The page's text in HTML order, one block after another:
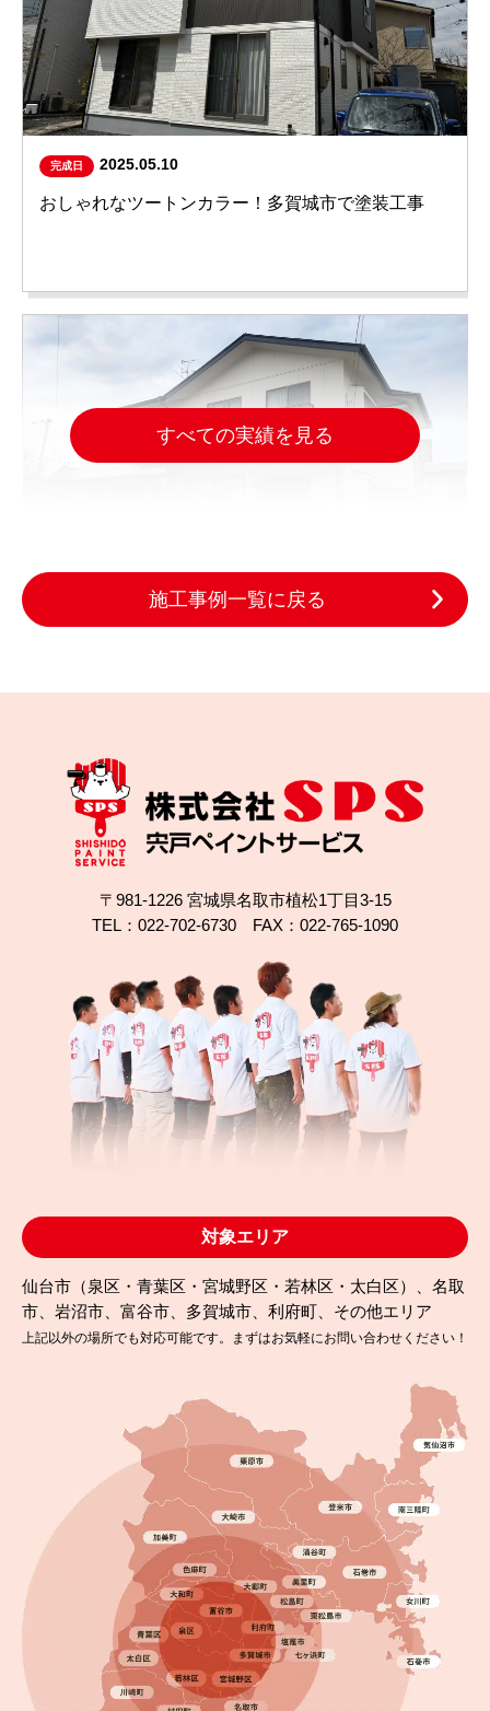
完成日 2025.05.10
おしゃれなツートンカラー！多賀城市で塗装工事
2024.11.23
富谷市で屋根のひび割れ補修＋外壁塗装！無機塗料
で長持ち
完成日 2024.08.13
初めての塗装…LINEで簡単問合せできて安心でし
た！福島県相馬市
すべての実績を見る
施工事例一覧に戻る
〒981-1226 宮城県名取市植松1丁目3-15
TEL：022-702-6730 FAX：022-765-1090
対象エリア
仙台市（泉区・青葉区・宮城野区・若林区・太白区）、名取
市、岩沼市、富谷市、多賀城市、利府町、その他エリア
上記以外の場所でも対応可能です。まずはお気軽にお問い合わせください！